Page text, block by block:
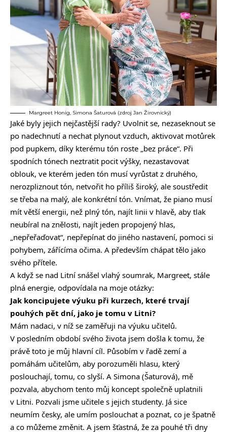
Margreet Honig, Simona Šaturová (zdroj Jan Žirovnický)
Jaké byly jejich nejčastější rady? Uvolnit se, nezaseknout se
po nadechnutí a nechat plynout vzduch, aktivovat motůrek
pod pupkem, díky kterému tón roste „bez práce“. Při
spodních tónech neztratit pocit výšky, nezastavovat
oblouk, ve kterém jeden tón musí vyrůstat z druhého,
nerozpliznout tón, netvořit ho příliš široký, ale soustředit
se třeba na malý, ale konkrétní tón. Vnímat, že piano musí
mít větší energii, než plný tón, najít linii v hlavě, aby tlak
neubíral na znělosti, najít jeden propojený hlas,
„nepřeřaďovat“, nepřepínat do jiného nastavení, pomoci si
pohybem, zářícíma očima. A především chápat tělo jako
svého přítele.
A když se nad Litní snášel vlahý soumrak, Margreet, stále
plná energie, odpovídala na moje otázky:
Jak koncipujete výuku při kurzech, které trvají
pouhých pět dní, jako je tomu v Litni?
Mám nadaci, v níž se zaměřuji na výuku učitelů.
V posledním období svého života jsem došla k tomu, že
právě toto je můj hlavní cíl. Působím v řadě zemí a
pomáhám učitelům, aby porozuměli hlasu, který
poslouchají, tomu, co slyší. A Simona (Šaturová), mě
pozvala, abychom tento můj koncept společně uplatnili
v Litni. Pozvali jsme učitele s jejich studenty. Já sice
neumím česky, ale umím poslouchat a poznat, co je špatně
a co můžeme změnit. A jsem šťastná, že za pouhé tři dny